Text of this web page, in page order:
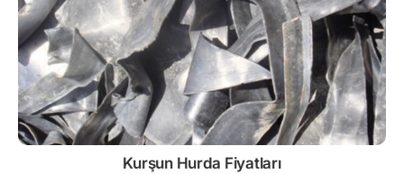
Kurşun Hurda Fiyatları